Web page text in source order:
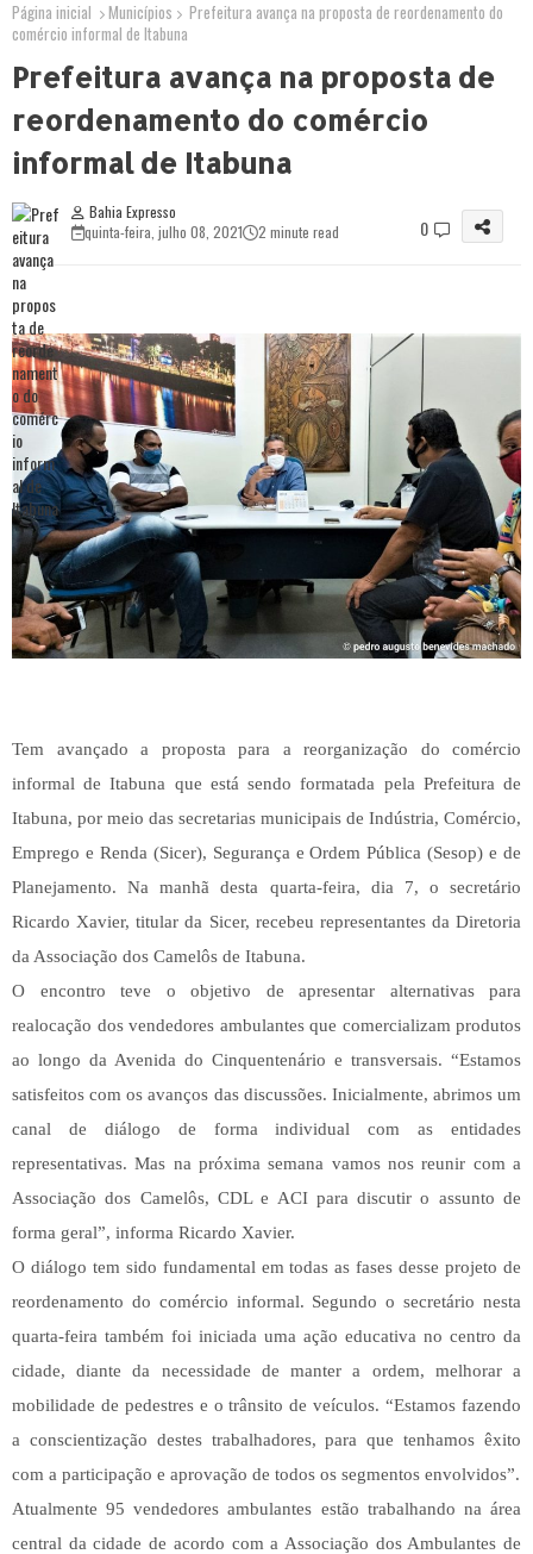
Página inicial Municípios
Prefeitura avança na proposta de reordenamento do
comércio informal de Itabuna
Prefeitura avança na proposta de
reordenamento do comércio
informal de Itabuna
Bahia Expresso
quinta-feira, julho 08, 2021
2 minute read 0
Tem avançado a proposta para a reorganização do comércio
informal de Itabuna que está sendo formatada pela Prefeitura de
Itabuna, por meio das secretarias municipais de Indústria, Comércio,
Emprego e Renda (Sicer), Segurança e Ordem Pública (Sesop) e de
Planejamento. Na manhã desta quarta-feira, dia 7, o secretário
Ricardo Xavier, titular da Sicer, recebeu representantes da Diretoria
da Associação dos Camelôs de Itabuna.
O encontro teve o objetivo de apresentar alternativas para
realocação dos vendedores ambulantes que comercializam produtos
ao longo da Avenida do Cinquentenário e transversais. “Estamos
satisfeitos com os avanços das discussões. Inicialmente, abrimos um
canal de diálogo de forma individual com as entidades
representativas. Mas na próxima semana vamos nos reunir com a
Associação dos Camelôs, CDL e ACI para discutir o assunto de
forma geral”, informa Ricardo Xavier.
O diálogo tem sido fundamental em todas as fases desse projeto de
reordenamento do comércio informal. Segundo o secretário nesta
quarta-feira também foi iniciada uma ação educativa no centro da
cidade, diante da necessidade de manter a ordem, melhorar a
mobilidade de pedestres e o trânsito de veículos. “Estamos fazendo
a conscientização destes trabalhadores, para que tenhamos êxito
com a participação e aprovação de todos os segmentos envolvidos”.
Atualmente 95 vendedores ambulantes estão trabalhando na área
central da cidade de acordo com a Associação dos Ambulantes de